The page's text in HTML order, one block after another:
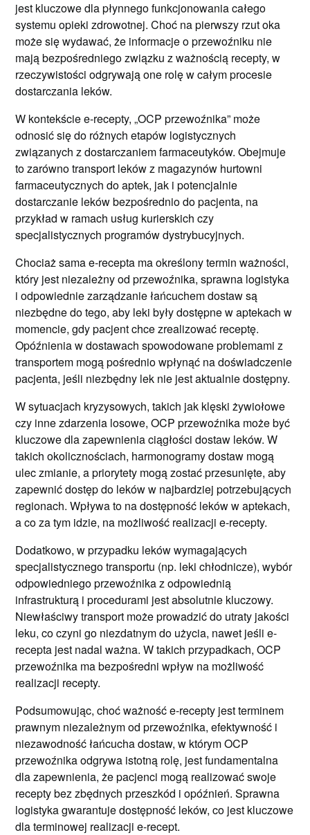
jest kluczowe dla płynnego funkcjonowania całego
systemu opieki zdrowotnej. Choć na pierwszy rzut oka
może się wydawać, że informacje o przewoźniku nie
mają bezpośredniego związku z ważnością recepty, w
rzeczywistości odgrywają one rolę w całym procesie
dostarczania leków.
W kontekście e-recepty, „OCP przewoźnika” może
odnosić się do różnych etapów logistycznych
związanych z dostarczaniem farmaceutyków. Obejmuje
to zarówno transport leków z magazynów hurtowni
farmaceutycznych do aptek, jak i potencjalnie
dostarczanie leków bezpośrednio do pacjenta, na
przykład w ramach usług kurierskich czy
specjalistycznych programów dystrybucyjnych.
Chociaż sama e-recepta ma określony termin ważności,
który jest niezależny od przewoźnika, sprawna logistyka
i odpowiednie zarządzanie łańcuchem dostaw są
niezbędne do tego, aby leki były dostępne w aptekach w
momencie, gdy pacjent chce zrealizować receptę.
Opóźnienia w dostawach spowodowane problemami z
transportem mogą pośrednio wpłynąć na doświadczenie
pacjenta, jeśli niezbędny lek nie jest aktualnie dostępny.
W sytuacjach kryzysowych, takich jak klęski żywiołowe
czy inne zdarzenia losowe, OCP przewoźnika może być
kluczowe dla zapewnienia ciągłości dostaw leków. W
takich okolicznościach, harmonogramy dostaw mogą
ulec zmianie, a priorytety mogą zostać przesunięte, aby
zapewnić dostęp do leków w najbardziej potrzebujących
regionach. Wpływa to na dostępność leków w aptekach,
a co za tym idzie, na możliwość realizacji e-recepty.
Dodatkowo, w przypadku leków wymagających
specjalistycznego transportu (np. leki chłodnicze), wybór
odpowiedniego przewoźnika z odpowiednią
infrastrukturą i procedurami jest absolutnie kluczowy.
Niewłaściwy transport może prowadzić do utraty jakości
leku, co czyni go niezdatnym do użycia, nawet jeśli e-
recepta jest nadal ważna. W takich przypadkach, OCP
przewoźnika ma bezpośredni wpływ na możliwość
realizacji recepty.
Podsumowując, choć ważność e-recepty jest terminem
prawnym niezależnym od przewoźnika, efektywność i
niezawodność łańcucha dostaw, w którym OCP
przewoźnika odgrywa istotną rolę, jest fundamentalna
dla zapewnienia, że pacjenci mogą realizować swoje
recepty bez zbędnych przeszkód i opóźnień. Sprawna
logistyka gwarantuje dostępność leków, co jest kluczowe
dla terminowej realizacji e-recept.